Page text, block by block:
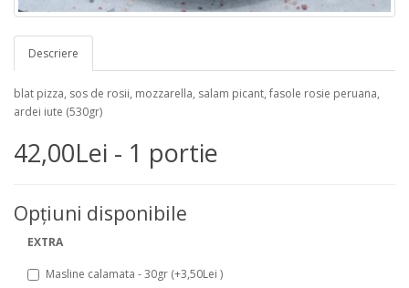
Descriere
blat pizza, sos de rosii, mozzarella, salam picant, fasole rosie peruana,
ardei iute (530gr)
42,00Lei - 1 portie
Opţiuni disponibile
EXTRA
Masline calamata - 30gr (+3,50Lei )